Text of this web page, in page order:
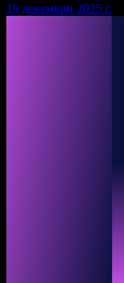
19 декември 2025 г.